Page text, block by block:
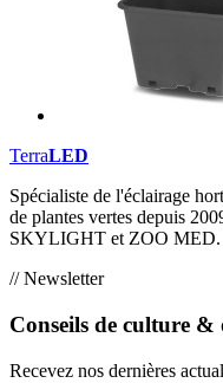
TerraLED
Spécialiste de l'éclairage
de plantes vertes depuis
SKYLIGHT et ZOO MED.
// Newsletter
Conseils de culture &
Recevez nos dernières